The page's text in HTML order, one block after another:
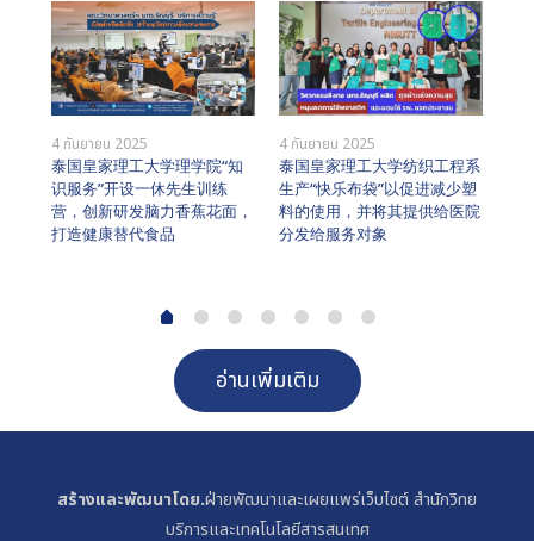
4 กันยายน 2025
泰国皇家理工大学理学院“知
识服务”开设一休先生训练
营，创新研发脑力香蕉花面，
打造健康替代食品
4 กันยายน 2025
泰国皇家理工大学纺织工程系
生产“快乐布袋”以促进减少塑
料的使用，并将其提供给医院
分发给服务对象
อ่านเพิ่มเติม
สร้างและพัฒนาโดย.ฝ่ายพัฒนาและเผยแพร่เว็บไซต์ สำนักวิทย
บริการและเทคโนโลยีสารสนเทศ